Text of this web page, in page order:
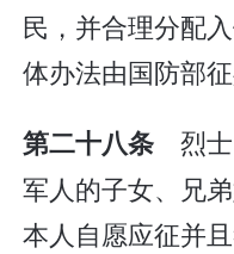
民，并合理分配
体办法由国防部征
第二十八条 烈士
军人的子女、兄
本人自愿应征并